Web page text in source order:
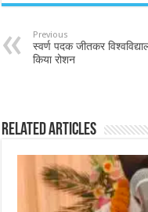
Previous
स्वर्ण पदक जीतकर
किया रोशन
Related Articles